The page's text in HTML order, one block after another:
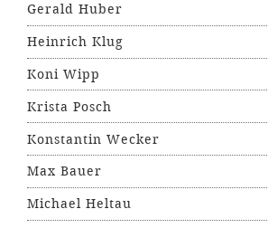
Gerald Huber
Heinrich Klug
Koni Wipp
Krista Posch
Konstantin Wecker
Max Bauer
Michael Heltau